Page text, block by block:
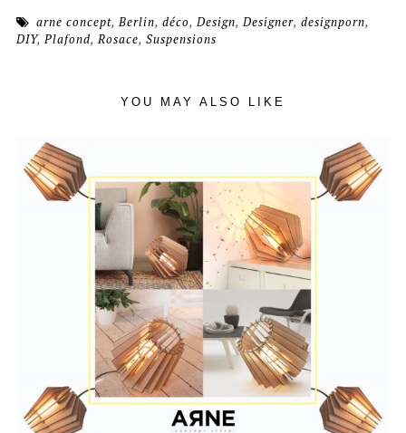
arne concept,Berlin,déco,Design,Designer,designporn,
DIY,Plafond,Rosace, Suspensions
YOU MAY ALSO LIKE